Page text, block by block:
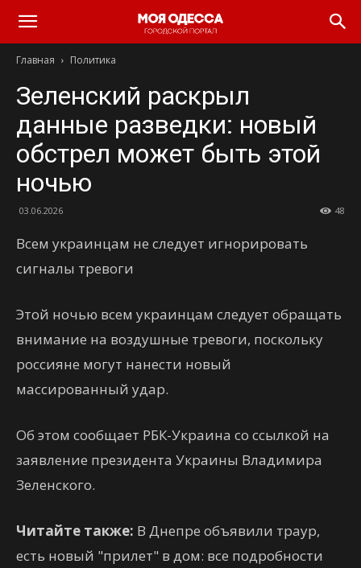
Моя
Одесса
Главная Политика
Зеленский раскрыл
данные разведки: новый
обстрел может быть этой
ночью
03.06.2026 48
Всем украинцам не следует игнорировать
сигналы тревоги
Этой ночью всем украинцам следует обращать
внимание на воздушные тревоги, поскольку
россияне могут нанести новый
массированный удар.
Об этом сообщает РБК-Украина со ссылкой на
заявление президента Украины Владимира
Зеленского.
Читайте также: В Днепре объявили траур,
есть новый "прилет" в дом: все подробности